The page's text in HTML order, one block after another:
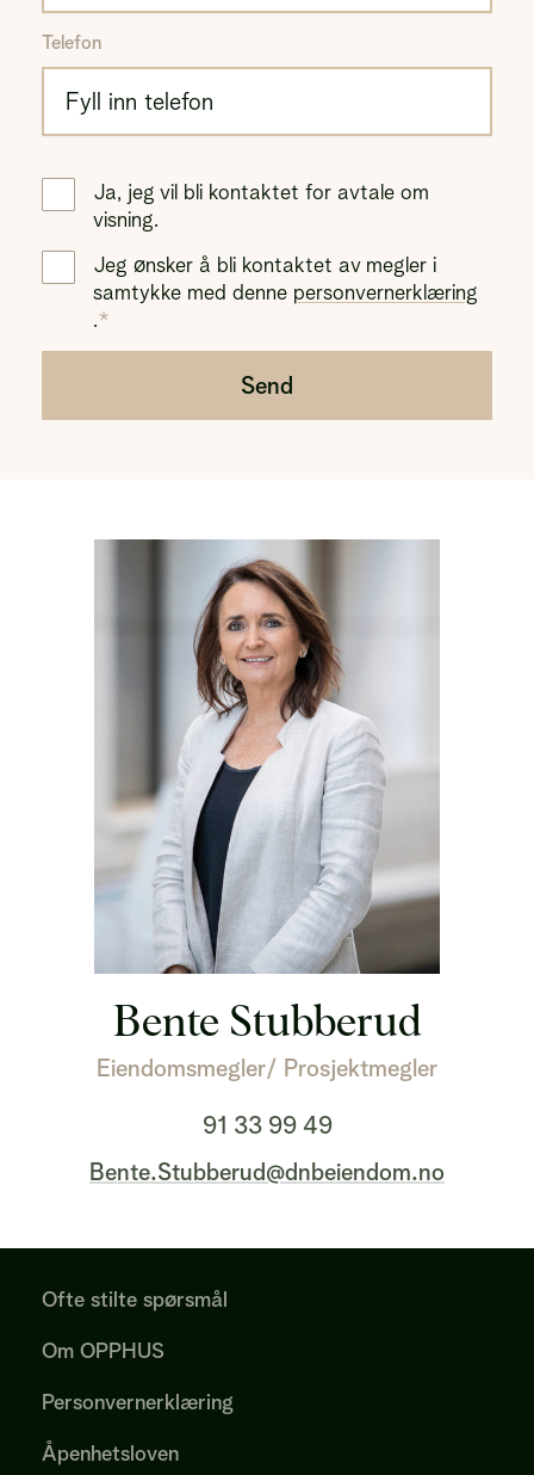
Telefon
Ja, jeg vil bli kontaktet for avtale om
visning.
Jeg ønsker å bli kontaktet av megler i
samtykke med denne personvernerklæring
.
Send
Bente Stubberud
Eiendomsmegler/ Prosjektmegler
91 33 99 49
Bente.Stubberud@dnbeiendom.no
Ofte stilte spørsmål
Om OPPHUS
Personvernerklæring
Åpenhetsloven